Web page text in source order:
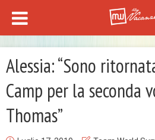
Alessia: “Sono
Camp per la seconda
Thomas”